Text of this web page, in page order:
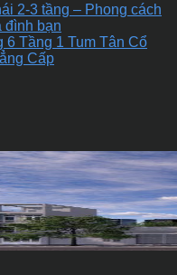
2-3 tầng – Phong cách
đình bạn
Tầng 1 Tum Tân Cổ
Cấp